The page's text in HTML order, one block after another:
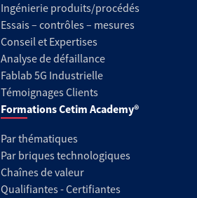
Ingénierie produits/procédés
Essais – contrôles – mesures
Conseil et Expertises
Analyse de défaillance
Fablab 5G Industrielle
Témoignages Clients
Formations Cetim Academy®
Par thématiques
Par briques technologiques
Chaînes de valeur
Qualifiantes - Certifiantes